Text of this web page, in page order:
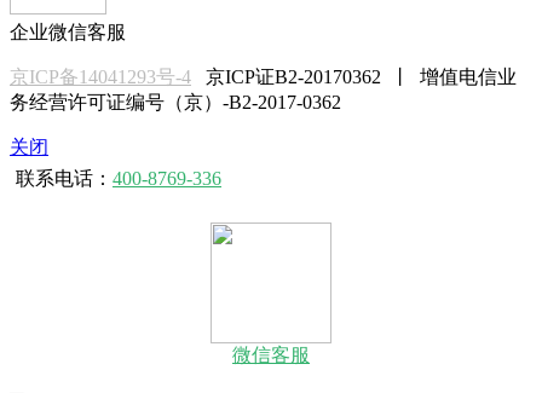
企业微信客服
京ICP备14041293号-4 京ICP证B2-20170362 丨 增值电信业
务经营许可证编号（京）-B2-2017-0362
关闭
联系电话： 400-8769-336
微信客服